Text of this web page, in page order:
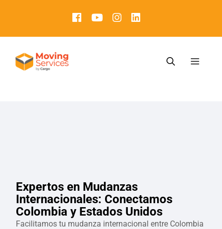
Expertos en Mudanzas
Internacionales: Conectamos
Colombia y Estados Unidos
Facilitamos tu mudanza internacional entre Colombia